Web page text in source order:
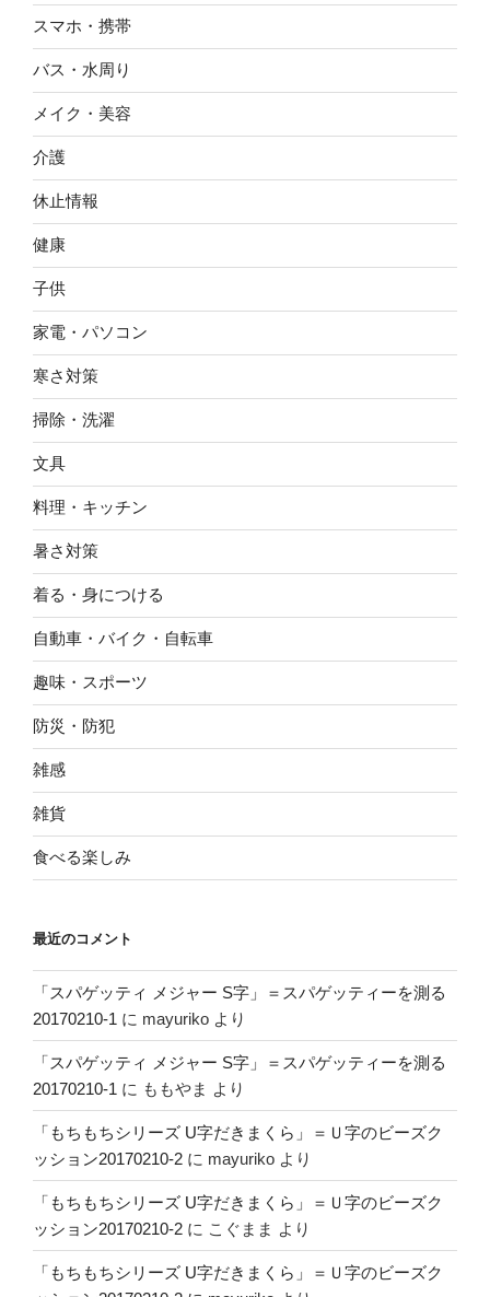
スマホ・携帯
バス・水周り
メイク・美容
介護
休止情報
健康
子供
家電・パソコン
寒さ対策
掃除・洗濯
文具
料理・キッチン
暑さ対策
着る・身につける
自動車・バイク・自転車
趣味・スポーツ
防災・防犯
雑感
雑貨
食べる楽しみ
最近のコメント
「スパゲッティ メジャー S字」＝スパゲッティーを測る
20170210-1 に mayuriko より
「スパゲッティ メジャー S字」＝スパゲッティーを測る
20170210-1 に ももやま より
「もちもちシリーズ U字だきまくら」＝Ｕ字のビーズク
ッション20170210-2 に mayuriko より
「もちもちシリーズ U字だきまくら」＝Ｕ字のビーズク
ッション20170210-2 に こぐまま より
「もちもちシリーズ U字だきまくら」＝Ｕ字のビーズク